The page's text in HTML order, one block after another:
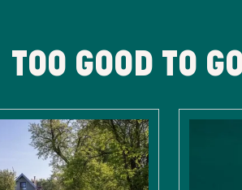
TOO GOOD TO